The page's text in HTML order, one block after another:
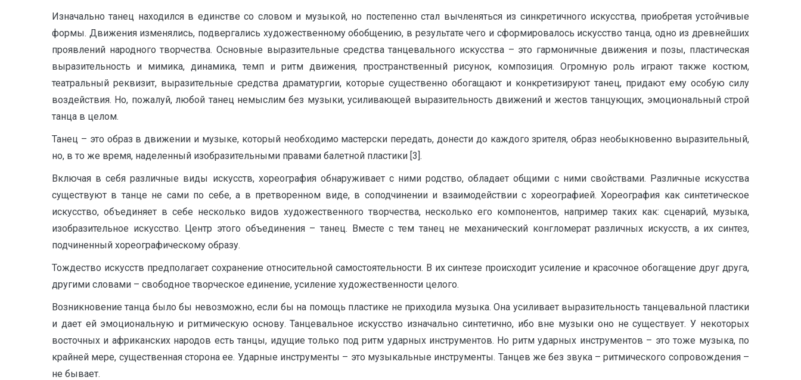
Изначально танец находился в единстве со словом и музыкой, но постепенно стал вычленяться из синкретичного искусства, приобретая устойчивые
формы. Движения изменялись, подвергались художественному обобщению, в результате чего и сформировалось искусство танца, одно из древнейших
проявлений народного творчества. Основные выразительные средства танцевального искусства – это гармоничные движения и позы, пластическая
выразительность и мимика, динамика, темп и ритм движения, пространственный рисунок, композиция. Огромную роль играют также костюм,
театральный реквизит, выразительные средства драматургии, которые существенно обогащают и конкретизируют танец, придают ему особую силу
воздействия. Но, пожалуй, любой танец немыслим без музыки, усиливающей выразительность движений и жестов танцующих, эмоциональный строй
танца в целом.
Танец – это образ в движении и музыке, который необходимо мастерски передать, донести до каждого зрителя, образ необыкновенно выразительный,
но, в то же время, наделенный изобразительными правами балетной пластики [3].
Включая в себя различные виды искусств, хореография обнаруживает с ними родство, обладает общими с ними свойствами. Различные искусства
существуют в танце не сами по себе, а в претворенном виде, в соподчинении и взаимодействии с хореографией. Хореография как синтетическое
искусство, объединяет в себе несколько видов художественного творчества, несколько его компонентов, например таких как: сценарий, музыка,
изобразительное искусство. Центр этого объединения – танец. Вместе с тем танец не механический конгломерат различных искусств, а их синтез,
подчиненный хореографическому образу.
Тождество искусств предполагает сохранение относительной самостоятельности. В их синтезе происходит усиление и красочное обогащение друг друга,
другими словами – свободное творческое единение, усиление художественности целого.
Возникновение танца было бы невозможно, если бы на помощь пластике не приходила музыка. Она усиливает выразительность танцевальной пластики
и дает ей эмоциональную и ритмическую основу. Танцевальное искусство изначально синтетично, ибо вне музыки оно не существует. У некоторых
восточных и африканских народов есть танцы, идущие только под ритм ударных инструментов. Но ритм ударных инструментов – это тоже музыка, по
крайней мере, существенная сторона ее. Ударные инструменты – это музыкальные инструменты. Танцев же без звука – ритмического сопровождения –
не бывает.